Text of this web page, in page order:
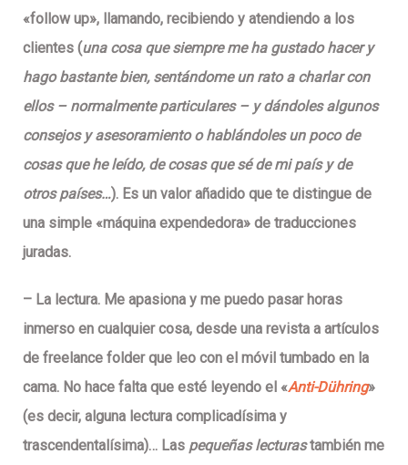
«follow up», llamando, recibiendo y atendiendo a los
clientes (una cosa que siempre me ha gustado hacer y
hago bastante bien, sentándome un rato a charlar con
ellos – normalmente particulares – y dándoles algunos
consejos y asesoramiento o hablándoles un poco de
cosas que he leído, de cosas que sé de mi país y de
otros países…). Es un valor añadido que te distingue de
una simple «máquina expendedora» de traducciones
juradas.
– La lectura. Me apasiona y me puedo pasar horas
inmerso en cualquier cosa, desde una revista a artículos
de freelance folderque leo con el móvil tumbado en la
cama. No hace falta que esté leyendo el «Anti-Dühring»
(es decir, alguna lectura complicadísima y
trascendentalísima)… Las pequeñas lecturastambién me